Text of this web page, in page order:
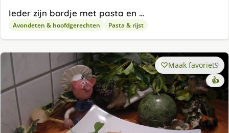
Ieder zijn bordje met pasta en …
Avondeten & hoofdgerechten Pasta & rijst
Maak favoriet9
👍